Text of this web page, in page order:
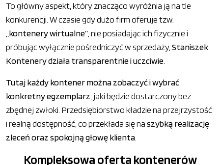
To główny aspekt, który znacząco wyróżnia ją na tle
konkurencji. W czasie gdy dużo firm oferuje tzw.
„kontenery wirtualne”, nie posiadając ich fizycznie i
próbując wyłącznie pośredniczyć w sprzedaży,Staniszek
Kontenery działa transparentnie i uczciwie.
Tutaj każdy kontener można zobaczyć i wybrać
konkretny egzemplarz, jaki będzie dostarczony bez
zbędnej zwłoki. Przedsiębiorstwo kładzie na przejrzystość
i realną dostępność, co przekłada się naszybką realizację
zleceń oraz spokojną głowę klienta.
Kompleksowa oferta kontenerów